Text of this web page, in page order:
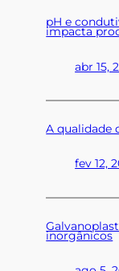
pH e
impacta
abr 15,
A qualidade
fev 12,
inorgânicos